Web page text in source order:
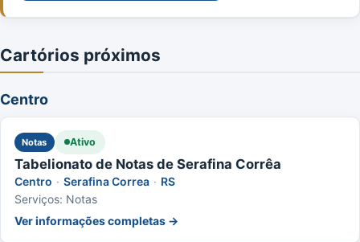
Cartórios próximos
Centro
Notas Ativo
Tabelionato de Notas de Serafina Corrêa
Centro · Serafina Correa · RS
Serviços: Notas
Ver informações completas →